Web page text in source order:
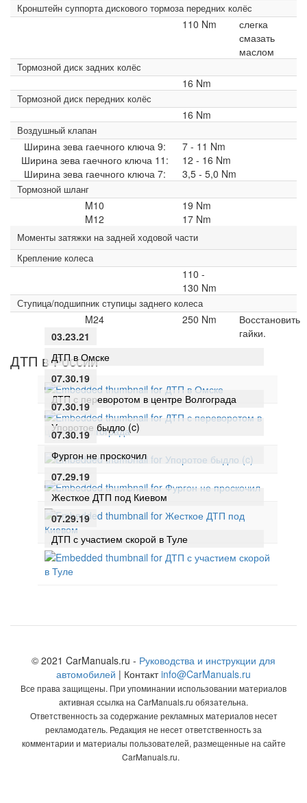
Кронштейн суппорта дискового тормоза передних колёс
110 Nm
слегка
смазать
маслом
Тормозной диск задних колёс
16 Nm
Тормозной диск передних колёс
16 Nm
Воздушный клапан
Ширина зева гаечного ключа 9:
7 - 11 Nm
Ширина зева гаечного ключа 11:
12 - 16 Nm
Ширина зева гаечного ключа 7:
3,5 - 5,0 Nm
Тормозной шланг
M10
19 Nm
M12
17 Nm
Моменты затяжки на задней ходовой части
Крепление колеса
110 -
130 Nm
Ступица/подшипник ступицы заднего колеса
M24 250 Nm
Восстановить
гайки.
ДТП в России
03.23.21
ДТП в Омске
07.30.19
ДТП с переворотом в центре Волгограда
07.30.19
Упоротое быдло (c)
07.30.19
Фургон не проскочил
07.29.19
Жесткое ДТП под Киевом
07.29.19
ДТП с участием скорой в Туле
© 2021 CarManuals.ru - Руководства и инструкции для
автомобилей | Контактinfo@CarManuals.ru
Все права защищены. При упоминании использовании материалов
активная ссылка на CarManuals.ru обязательна.
Ответственность за содержание рекламных материалов несет
рекламодатель. Редакция не несет ответственность за
комментарии и материалы пользователей, размещенные на сайте
CarManuals.ru.